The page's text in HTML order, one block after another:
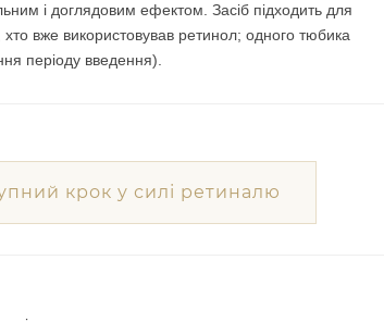
і доглядовим ефектом. Засіб підходить для
вже використовував ретинол; одного тюбика
періоду введення).
крок у силі ретиналю